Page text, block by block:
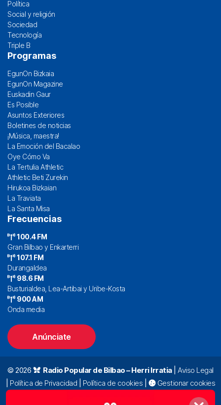
Política
Social y religión
Sociedad
Tecnología
Triple B
Programas
EgunOn Bizkaia
EgunOn Magazine
Euskadin Gaur
Es Posible
Asuntos Exteriores
Boletines de noticias
¡Música, maestra!
La Emoción del Bacalao
Oye Cómo Va
La Tertulia Athletic
Athletic Beti Zurekin
Hirukoa Bizkaian
La Traviata
La Santa Misa
Frecuencias
100.4 FM
Gran Bilbao y Enkarterri
107.1 FM
Durangaldea
98.6 FM
Busturialdea, Lea-Artibai y Uribe-Kosta
900 AM
Onda media
Anúnciate
© 2026 Radio Popular de Bilbao – Herri Irratia| Aviso Legal
Política de Privacidad Política de cookies
Gestionar cookies
94 423 92 00|